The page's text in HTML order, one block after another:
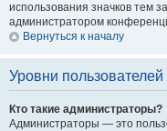
использования значков тем
администратором
Вернуться к началу
Уровни пользователей
Кто такие администраторы?
Администраторы — это